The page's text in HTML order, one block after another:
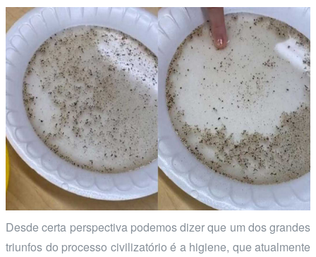
Desde certa perspectiva podemos dizer que um dos grandes
triunfos do processo civilizatório é a higiene, que atualmente